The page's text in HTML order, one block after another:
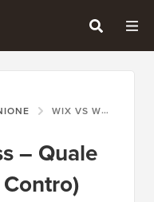
WIX VS WORDPRESS – QUALE CONSIGLIO? (PRO E CONTRO)
– Quale